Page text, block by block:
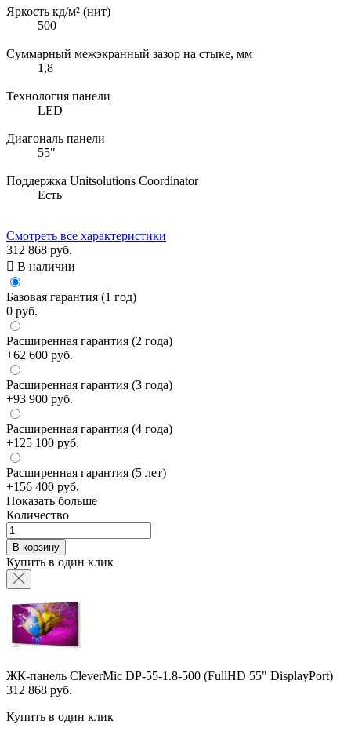
Яркость кд/м² (нит)
500
Суммарный межэкранный зазор на стыке, мм
1,8
Технология панели
LED
Диагональ панели
55"
Поддержка Unitsolutions Coordinator
Есть
Смотреть все характеристики
312 868 руб.
 В наличии
Базовая гарантия (1 год)
0 руб.
Расширенная гарантия (2 года)
+62 600 руб.
Расширенная гарантия (3 года)
+93 900 руб.
Расширенная гарантия (4 года)
+125 100 руб.
Расширенная гарантия (5 лет)
+156 400 руб.
Показать больше
Количество
В корзину
Купить в один клик
ЖК-панель CleverMic DP-55-1.8-500 (FullHD 55" DisplayPort)
312 868 руб.
Купить в один клик